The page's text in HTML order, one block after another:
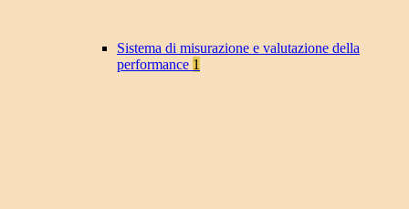
Sistema di misurazione e valutazione della
performance 1